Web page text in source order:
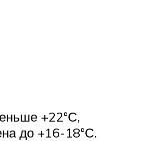
+22°С,
до +16-18°С.